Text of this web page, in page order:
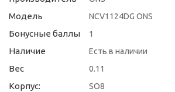
Модель NCV1124DG ONS
Бонусные баллы 1
Наличие Есть в наличии
Вес 0.11
Корпус: SO8